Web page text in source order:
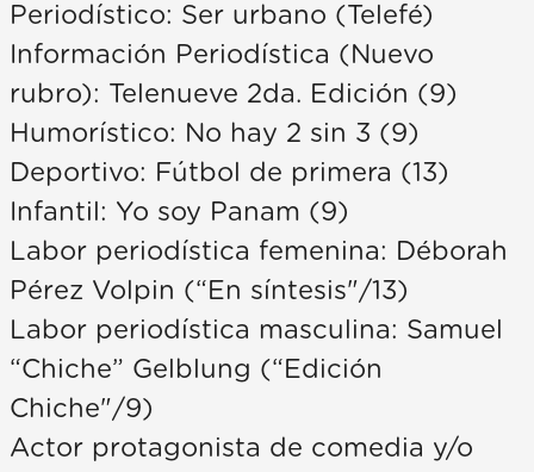
Periodístico: Ser urbano (Telefé)
Información Periodística (Nuevo
rubro): Telenueve 2da. Edición (9)
Humorístico: No hay 2 sin 3 (9)
Deportivo: Fútbol de primera (13)
Infantil: Yo soy Panam (9)
Labor periodística femenina: Déborah
Pérez Volpin (“En síntesis"/13)
Labor periodística masculina: Samuel
“Chiche” Gelblung (“Edición
Chiche"/9)
Actor protagonista de comedia y/o